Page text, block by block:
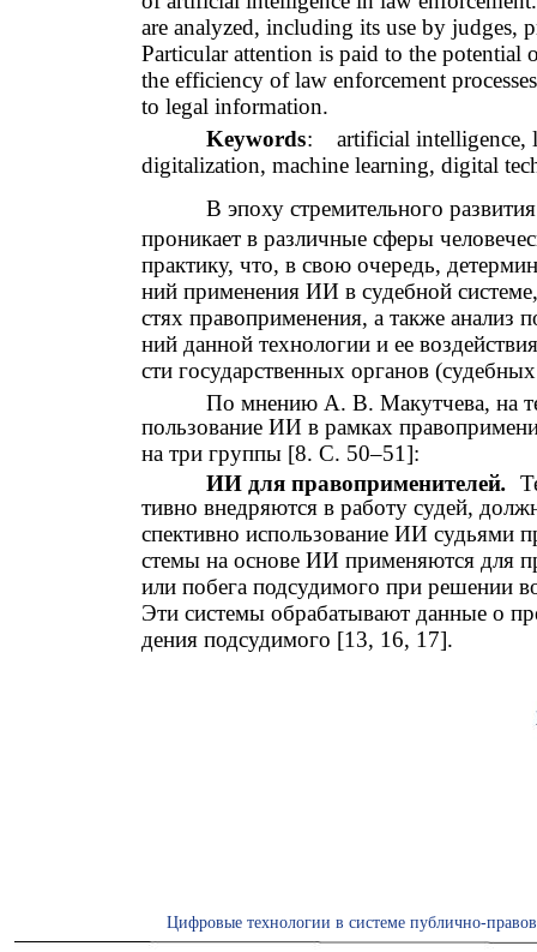
are analyzed, including its use by judges,
Particular attention is paid to the potential
the efficiency of law enforcement
to legal information.
Keywords:
artificial intelligence,
digitalization, machine learning, digital
В эпоху стремительного
проникает в различные сферы
практику, что, в свою очередь,
ний применения ИИ в судебной
стях правоприменения, а также анализ
ний данной технологии и ее
сти государственных органов
По мнению А. В. Макутчева, на
пользование ИИ в рамках
на три группы [8. С. 50–51]:
ИИ для правоприменителей.
тивно внедряются в работу судей,
спективно использование ИИ судьями
стемы на основе ИИ применяются для
или побега подсудимого при решении
Эти системы обрабатывают данные о
дения подсудимого [13, 16, 17].
Цифровые технологии в системе публично-